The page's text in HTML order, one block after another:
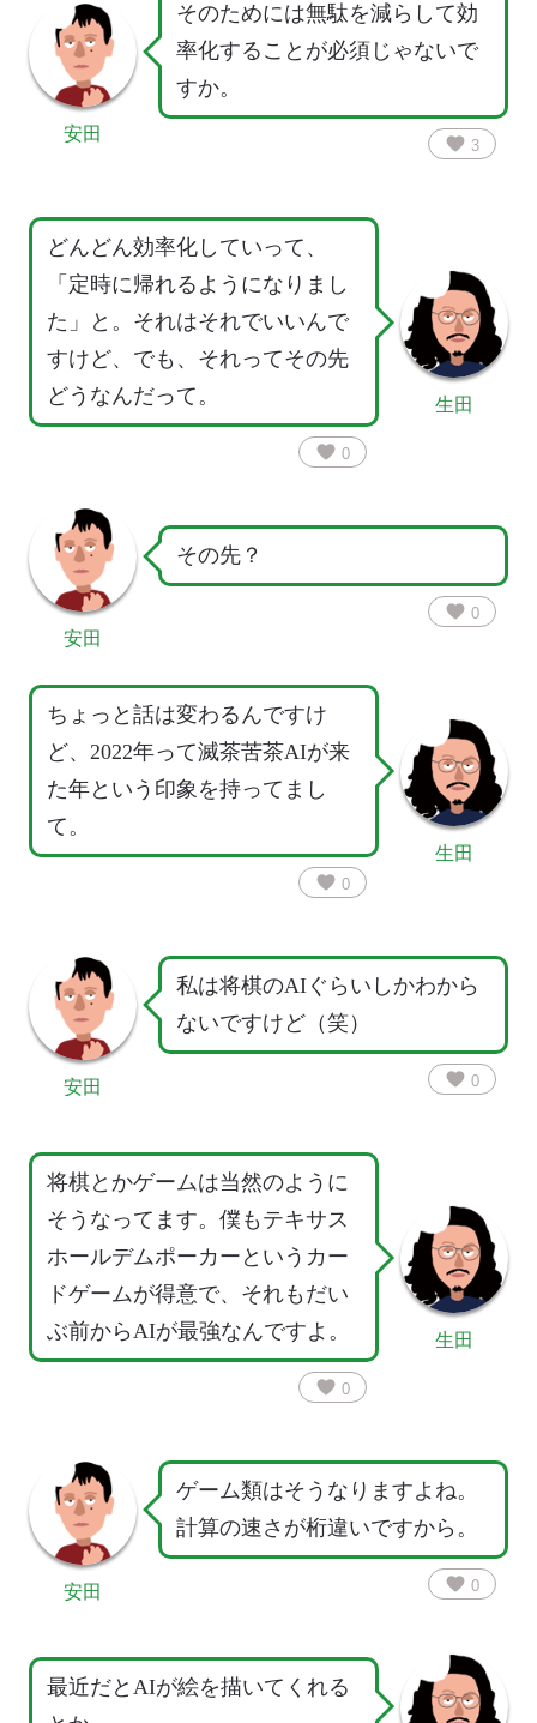
安田
そのためには無駄を減らして効
率化することが必須じゃないで
すか。
favorite 3
どんどん効率化していって、
「定時に帰れるようになりまし
た」と。それはそれでいいんで
すけど、でも、それってその先
どうなんだって。
favorite 0
生田
安田
その先？
favorite 0
ちょっと話は変わるんですけ
ど、2022年って滅茶苦茶AIが来
た年という印象を持ってまし
て。
favorite 0
生田
安田
私は将棋のAIぐらいしかわから
ないですけど（笑）
favorite 0
将棋とかゲームは当然のように
そうなってます。僕もテキサス
ホールデムポーカーというカー
ドゲームが得意で、それもだい
ぶ前からAIが最強なんですよ。
favorite 0
生田
安田
ゲーム類はそうなりますよね。
計算の速さが桁違いですから。
favorite 0
最近だとAIが絵を描いてくれる